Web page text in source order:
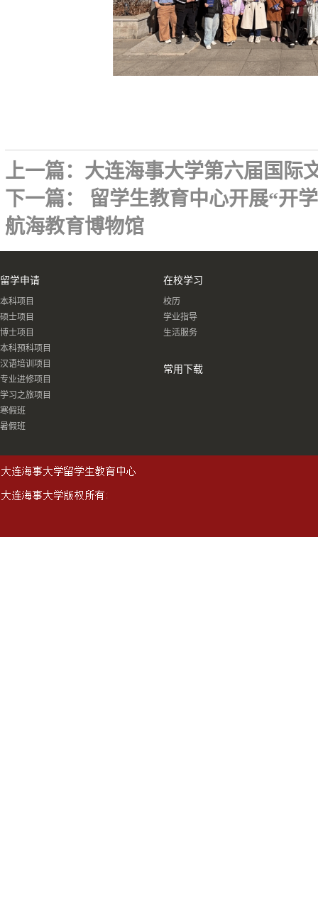
上一篇： 大连海事大学第六届国际
下一篇： 留学生教育中心开展“开
航海教育博物馆
留学申请
本科项目
硕士项目
博士项目
本科预科项目
汉语培训项目
专业进修项目
学习之旅项目
寒假班
暑假班
在校学习
校历
学业指导
生活服务
常用下载